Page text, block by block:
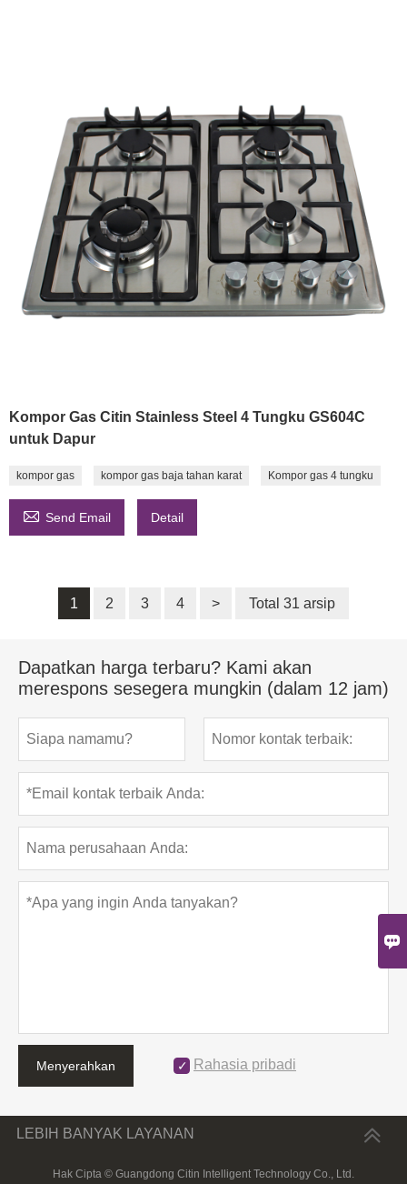
Kompor Gas Citin Stainless Steel 4 Tungku GS604C
untuk Dapur
kompor gas kompor gas baja tahan karat Kompor gas 4 tungku
 Send Email Detail
1 2 3 4 > Total 31 arsip
Dapatkan harga terbaru? Kami akan
merespons sesegera mungkin (dalam 12 jam)
Menyerahkan Rahasia pribadi
LEBIH BANYAK LAYANAN
Hak Cipta © Guangdong Citin Intelligent Technology Co., Ltd.
